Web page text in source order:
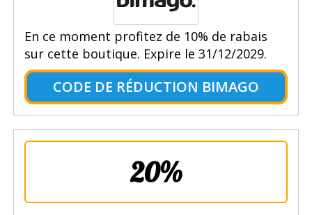
En ce moment profitez de 10% de rabais
sur cette boutique. Expire le 31/12/2029.
CODE DE RÉDUCTION BIMAGO
20%